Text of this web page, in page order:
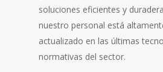
soluciones eficientes y
nuestro personal está
actualizado en las últimas
normativas del sector.